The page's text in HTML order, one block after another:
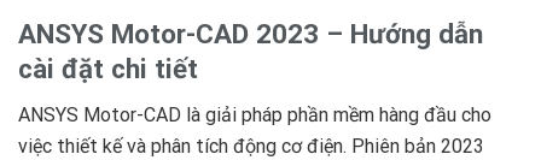
ANSYS Motor-CAD 2023 – Hướng dẫn
cài đặt chi tiết
ANSYS Motor-CAD là giải pháp phần mềm hàng đầu cho
việc thiết kế và phân tích động cơ điện. Phiên bản 2023